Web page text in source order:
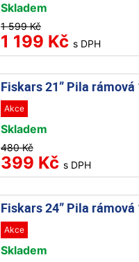
Skladem
1 599 Kč
1 199 Kč s DPH
Fiskars 21” Pila rámová
Akce
Skladem
480 Kč
399 Kč s DPH
Fiskars 24” Pila rámová
Akce
Skladem